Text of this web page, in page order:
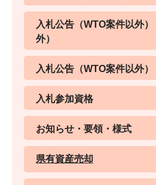
入札公告（WTO案件以外
外）
入札公告（WTO案件以外）
入札参加資格
お知らせ・要領・様式
県有資産売却